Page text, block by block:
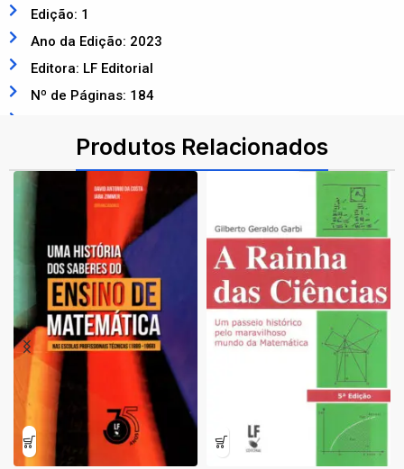
Edição: 1
Ano da Edição: 2023
Editora: LF Editorial
Nº de Páginas: 184
Produtos Relacionados